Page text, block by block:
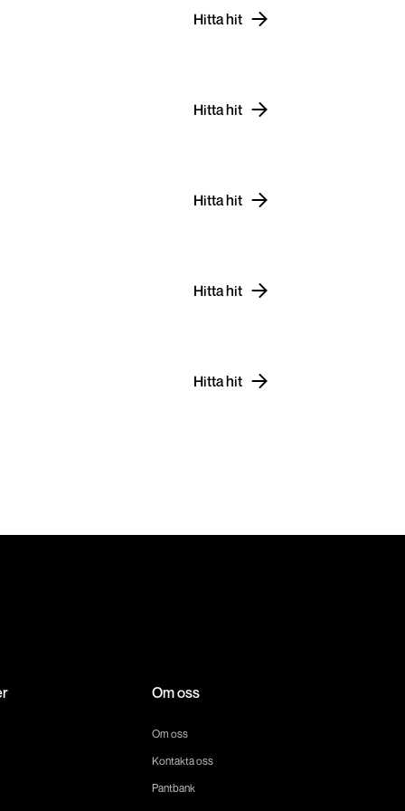
Hitta hit
Hitta hit
Hitta hit
Hitta hit
Hitta hit
Om oss
Om oss
Kontakta oss
Pantbank